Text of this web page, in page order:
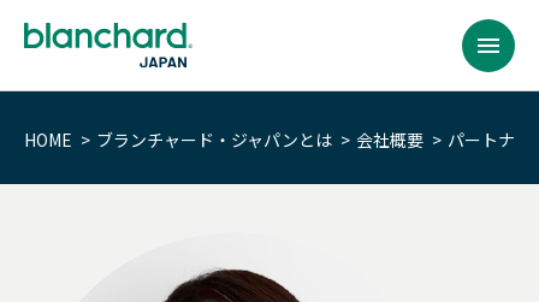
HOME ブランチャード・ジャパンとは 会社概要 パートナー
プログラムの対象者
提供するサービス
リーダーシップ開発プログラム
ファシリテーション
ラーニング・ジャーニー
プログラムの対象者
全ての階層のリーダー
ポテンシャル人材・リーダー候補
コンテンツ
SLII®. PoweringInspired Leaders™
リソース
ブランチャード・
パートナー・トレーナー